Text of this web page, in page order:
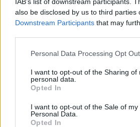
also be disclosed by us to third parties
Downstream Participants that may
Personal Data Processing Opt
I want to opt-out of the Sharing of
personal data.
Opted In
I want to opt-out of the Sale of my
Personal Data.
Opted In
TASSIMO CHARMY (T55)
TASSIMO CHARMY (T55) ger ditt
designerstil. Men skönheten sitter
slimmad, elegant utsida och en
Förutom alla standard TASSIMO-
CHARMY (T55) dessutom ett
vattenfiltreringssystem och en unik
ultimat upplevelse.